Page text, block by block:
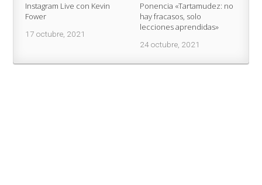
Instagram Live con Kevin
Fower
17 octubre, 2021
Ponencia «Tartamudez: no
hay fracasos, solo
lecciones aprendidas»
24 octubre, 2021